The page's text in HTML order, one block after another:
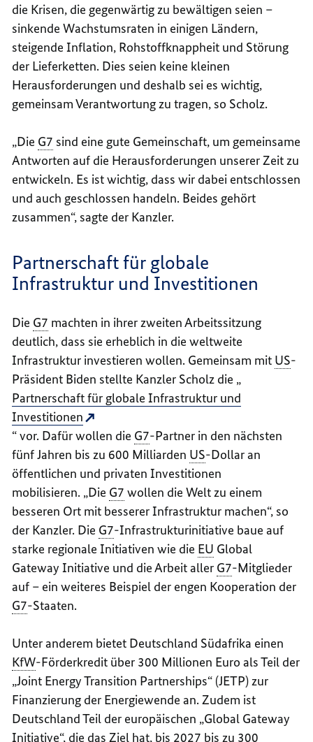
die Krisen, die gegenwärtig zu bewältigen seien –
sinkende Wachstumsraten in einigen Ländern,
steigende Inflation, Rohstoffknappheit und Störung
der Lieferketten. Dies seien keine kleinen
Herausforderungen und deshalb sei es wichtig,
gemeinsam Verantwortung zu tragen, so Scholz.
„Die G7 sind eine gute Gemeinschaft, um gemeinsame
Antworten auf die Herausforderungen unserer Zeit zu
entwickeln. Es ist wichtig, dass wir dabei entschlossen
und auch geschlossen handeln. Beides gehört
zusammen“, sagte der Kanzler.
Partnerschaft für globale
Infrastruktur und Investitionen
Die G7 machten in ihrer zweiten Arbeitssitzung
deutlich, dass sie erheblich in die weltweite
Infrastruktur investieren wollen. Gemeinsam mit US-
Präsident Biden stellte Kanzler Scholz die „
Partnerschaft für globale Infrastruktur und
Investitionen
“ vor. Dafür wollen die G7-Partner in den nächsten
fünf Jahren bis zu 600 Milliarden US-Dollar an
öffentlichen und privaten Investitionen
mobilisieren. „Die G7 wollen die Welt zu einem
besseren Ort mit besserer Infrastruktur machen“, so
der Kanzler. Die G7-Infrastrukturinitiative baue auf
starke regionale Initiativen wie die EU Global
Gateway Initiative und die Arbeit aller G7-Mitglieder
auf – ein weiteres Beispiel der engen Kooperation der
G7-Staaten.
Unter anderem bietet Deutschland Südafrika einen
KfW-Förderkredit über 300 Millionen Euro als Teil der
„Joint Energy Transition Partnerships“ (JETP) zur
Finanzierung der Energiewende an. Zudem ist
Deutschland Teil der europäischen „Global Gateway
Initiative“, die das Ziel hat, bis 2027 bis zu 300